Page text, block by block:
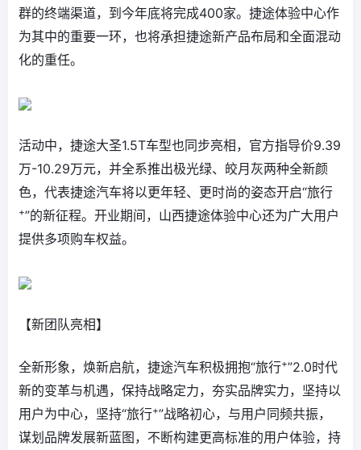
群的终端渠道，到今年底将完成400家。捷途体验中心作
为其中的重要一环，也将承担捷途新产品布局和全面混动
化的重任。
活动中，捷途大圣1.5T车型也同步亮相，官方指导价9.39
万-10.29万元，并全系推出极光绿、皎月灰两种全新颜
色，代表捷途汽车将以更年轻、更时尚的姿态开启“旅行
+”的新征程。开业期间，山西捷途体验中心还为广大用户
提供多项购车权益。
【新团队亮相】
全新形象，焕新启航，捷途汽车积极拥抱“旅行+”2.0时代
新的变革与机遇，保持战略定力，夯实品牌实力，坚持以
用户为中心，坚持“旅行+”战略初心，与用户同频共振，
谋划品牌发展新蓝图，不断构建更高标准的用户体验，持